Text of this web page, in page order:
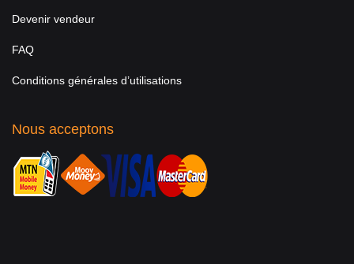
Devenir vendeur
FAQ
Conditions générales d’utilisations
Nous acceptons